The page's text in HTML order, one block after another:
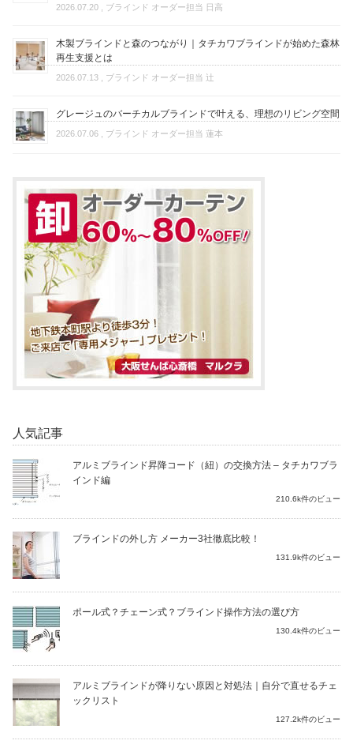
2026.07.20 , ブラインド オーダー担当 日高
木製ブラインドと森のつながり｜タチカワブラインドが始めた森林
再生支援とは
2026.07.13 , ブラインド オーダー担当 辻
グレージュのバーチカルブラインドで叶える、理想のリビング空間
2026.07.06 , ブラインド オーダー担当 蓮本
人気記事
アルミブラインド昇降コード（紐）の交換方法 – タチカワブラ
インド編
210.6k件のビュー
ブラインドの外し方 メーカー3社徹底比較！
131.9k件のビュー
ポール式？チェーン式？ブラインド操作方法の選び方
130.4k件のビュー
アルミブラインドが降りない原因と対処法｜自分で直せるチェ
ックリスト
127.2k件のビュー